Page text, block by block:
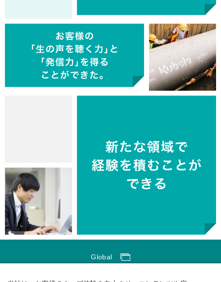
Global